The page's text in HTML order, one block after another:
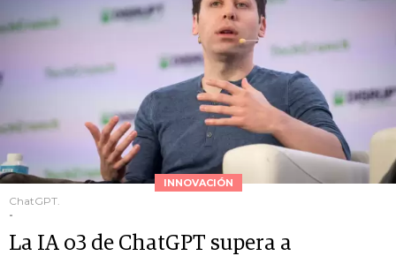
INNOVACIÓN
ChatGPT.
-
La IA o3 de ChatGPT supera a